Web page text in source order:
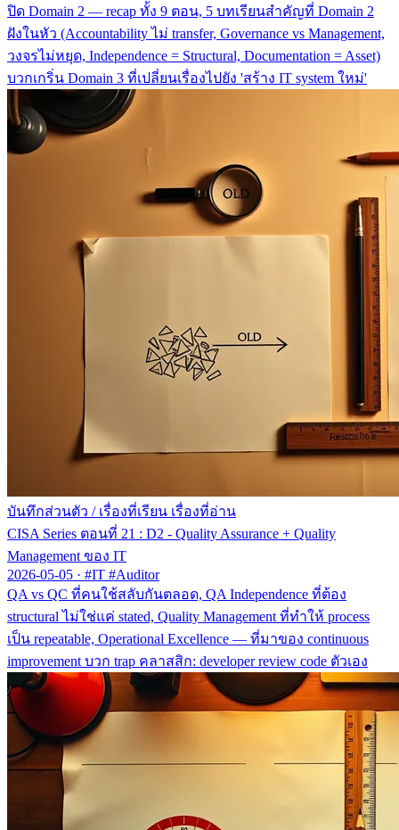
ปิด Domain 2 — recap ทั้ง 9 ตอน, 5 บทเรียนสำคัญที่ Domain 2
ฝังในหัว (Accountability ไม่ transfer, Governance vs Management,
วงจรไม่หยุด, Independence = Structural, Documentation = Asset)
บวกเกริ่น Domain 3 ที่เปลี่ยนเรื่องไปยัง 'สร้าง IT system ใหม่'
บันทึกส่วนตัว / เรื่องที่เรียน เรื่องที่อ่าน
CISA Series ตอนที่ 21 : D2 - Quality Assurance + Quality
Management ของ IT
2026-05-05 · #IT #Auditor
QA vs QC ที่คนใช้สลับกันตลอด, QA Independence ที่ต้อง
structural ไม่ใช่แค่ stated, Quality Management ที่ทำให้ process
เป็น repeatable, Operational Excellence — ที่มาของ continuous
improvement บวก trap คลาสสิก: developer review code ตัวเอง